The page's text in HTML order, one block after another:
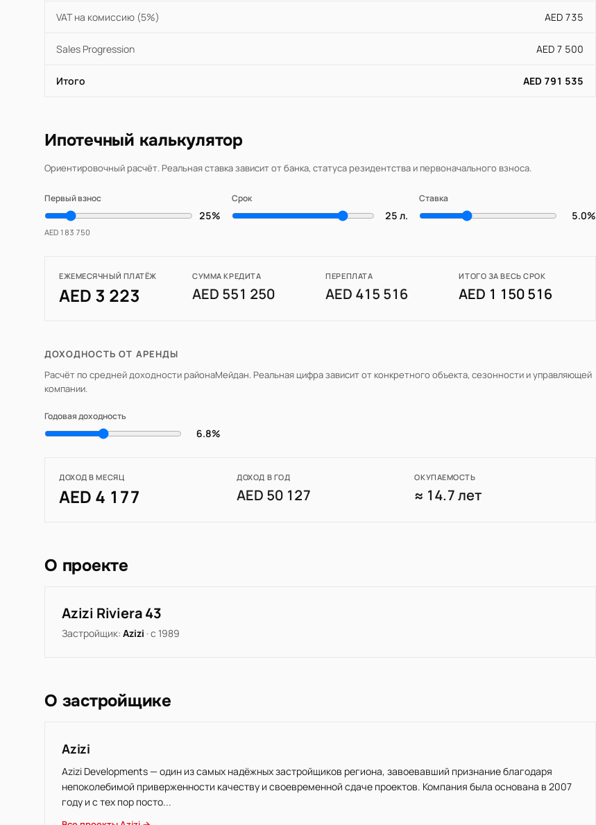
VAT на комиссию (5%) AED 735
Sales Progression AED 7 500
Итого AED 791 535
Ипотечный калькулятор
Ориентировочный расчёт. Реальная ставка зависит от банка, статуса резидентства и первоначального взноса.
Первый взнос
25%
AED 183 750
Срок
25 л.
Ставка
5.0%
ЕЖЕМЕСЯЧНЫЙ ПЛАТЁЖ
AED 3 223
СУММА КРЕДИТА
AED 551 250
ПЕРЕПЛАТА
AED 415 516
ИТОГО ЗА ВЕСЬ СРОК
AED 1 150 516
ДОХОДНОСТЬ ОТ АРЕНДЫ
Расчёт по средней доходности районаМейдан. Реальная цифра зависит от конкретного объекта, сезонности и управляющей
компании.
Годовая доходность
6.8%
ДОХОД В МЕСЯЦ
AED 4 177
ДОХОД В ГОД
AED 50 127
ОКУПАЕМОСТЬ
≈ 14.7 лет
О проекте
Azizi Riviera 43
Застройщик: Azizi · с 1989
О застройщике
Azizi
Azizi Developments — один из самых надёжных застройщиков региона, завоевавший признание благодаря
непоколебимой приверженности качеству и своевременной сдаче проектов. Компания была основана в 2007
году и с тех пор посто...